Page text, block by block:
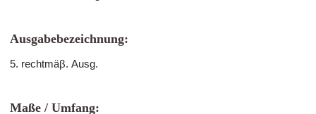
Ausgabebezeichnung:
5. rechtmäβ. Ausg.
Maße / Umfang: